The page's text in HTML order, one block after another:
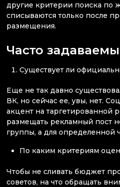
другие критерии поиска по
списываются только после
размещения.
Часто
Существует ли
Еще не так давно
ВК, но сейчас ее, увы, нет.
акцент на таргетированной
размещать рекламный пост
группы, а для определенной
По каким критериям
Чтобы не сливать бюджет
советов, на что обращать